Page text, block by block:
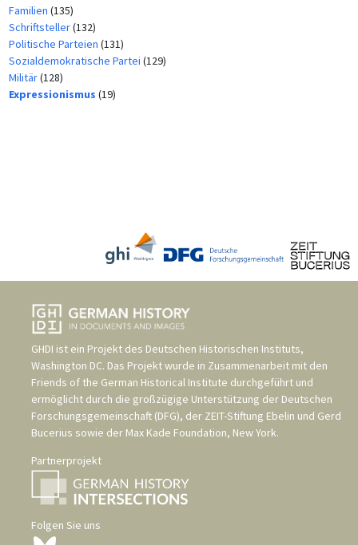
Familien (135)
Schriftsteller(132)
Politische Parteien (131)
Sozialdemokratische Partei (129)
Militär(128)
Expressionismus (19)
GHDI ist ein Projekt des Deutschen Historischen Instituts,
Washington DC. Das Projekt wurde in Zusammenarbeit mit den
Friends of the German Historical Institute durchgeführt und
ermöglicht durch die großzügige Unterstützung der Deutschen
Forschungsgemeinschaft (DFG), der ZEIT-Stiftung Ebelin und Gerd
Bucerius sowie der Max Kade Foundation, New York.
Partnerprojekt
Folgen Sie uns